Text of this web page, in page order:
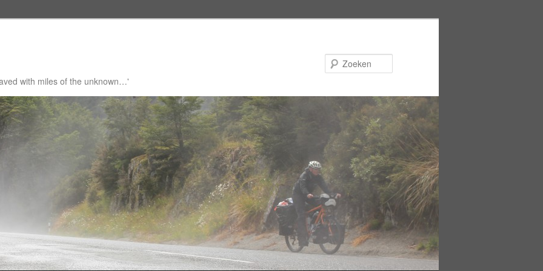
with miles of the unknown…'